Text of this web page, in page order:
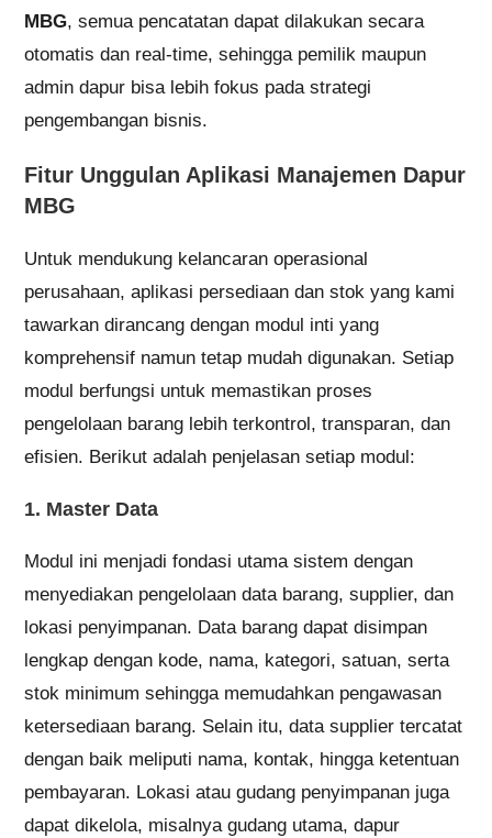
MBG, semua pencatatan dapat dilakukan secara
otomatis dan real-time, sehingga pemilik maupun
admin dapur bisa lebih fokus pada strategi
pengembangan bisnis.
Fitur Unggulan Aplikasi Manajemen Dapur
MBG
Untuk mendukung kelancaran operasional
perusahaan, aplikasi persediaan dan stok yang kami
tawarkan dirancang dengan modul inti yang
komprehensif namun tetap mudah digunakan. Setiap
modul berfungsi untuk memastikan proses
pengelolaan barang lebih terkontrol, transparan, dan
efisien. Berikut adalah penjelasan setiap modul:
1. Master Data
Modul ini menjadi fondasi utama sistem dengan
menyediakan pengelolaan data barang, supplier, dan
lokasi penyimpanan. Data barang dapat disimpan
lengkap dengan kode, nama, kategori, satuan, serta
stok minimum sehingga memudahkan pengawasan
ketersediaan barang. Selain itu, data supplier tercatat
dengan baik meliputi nama, kontak, hingga ketentuan
pembayaran. Lokasi atau gudang penyimpanan juga
dapat dikelola, misalnya gudang utama, dapur